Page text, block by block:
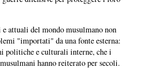
attuali del mondo musulmano non
"importati" da una fonte esterna:
politiche e culturali interne, che i
hanno reiterato per secoli.